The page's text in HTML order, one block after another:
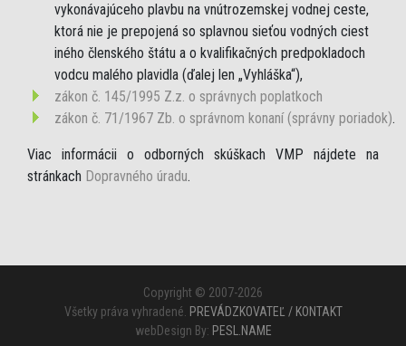
vykonávajúceho plavbu na vnútrozemskej vodnej ceste,
ktorá nie je prepojená so splavnou sieťou vodných ciest
iného členského štátu a o kvalifikačných predpokladoch
vodcu malého plavidla (ďalej len „Vyhláška“),
zákon č. 145/1995 Z.z. o správnych poplatkoch
zákon č. 71/1967 Zb. o správnom konaní (správny poriadok).
Viac informácii o odborných skúškach VMP nájdete na
stránkach Dopravného úradu.
Copyright © 2007-2026
Všetky práva vyhradené. PREVÁDZKOVATEĽ / KONTAKT
webDesign By: PESL.NAME